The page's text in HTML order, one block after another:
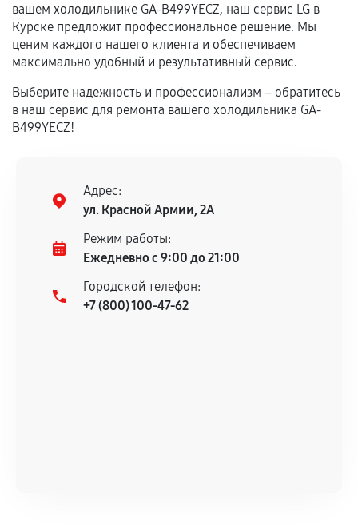
вашем холодильнике GA-B499YECZ, наш сервис LG в
Курске предложит профессиональное решение. Мы
ценим каждого нашего клиента и обеспечиваем
максимально удобный и результативный сервис.
Выберите надежность и профессионализм – обратитесь
в наш сервис для ремонта вашего холодильника GA-
B499YECZ!
Адрес:
ул. Красной Армии, 2А
Режим работы:
Ежедневно с 9:00 до 21:00
Городской телефон:
+7 (800) 100-47-62